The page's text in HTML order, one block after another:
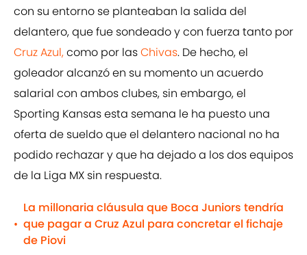
con su entorno se planteaban la salida del
delantero, que fue sondeado y con fuerza tanto por
Cruz Azul,como por lasChivas. De hecho, el
goleador alcanzó en su momento un acuerdo
salarial con ambos clubes, sin embargo, el
Sporting Kansas esta semana le ha puesto una
oferta de sueldo que el delantero nacional no ha
podido rechazar y que ha dejado a los dos equipos
de la Liga MX sin respuesta.
•
La millonaria cláusula que Boca Juniors tendría
que pagar a Cruz Azul para concretar el fichaje
de Piovi